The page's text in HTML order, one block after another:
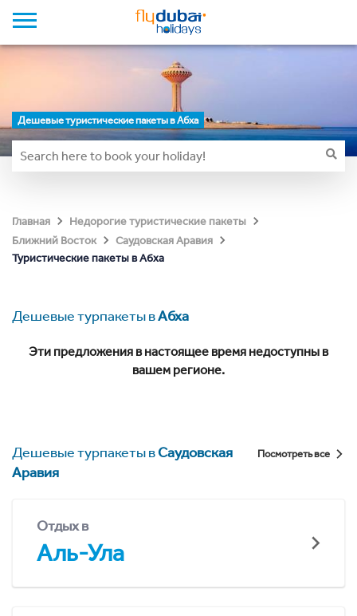
Дешевые туристические пакеты в Абха
Главная
Недорогие туристические пакеты
Ближний Восток
Саудовская Аравия
Туристические пакеты в Абха
Дешевые турпакеты вАбха
Эти предложения в настоящее время недоступны в
вашем регионе.
Дешевые турпакеты вСаудовская
Аравия
Посмотреть все
Отдых в
Аль-Ула